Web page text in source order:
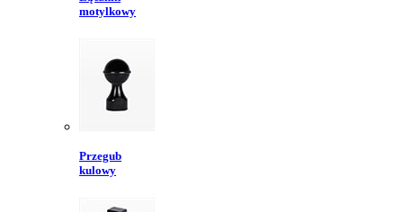
motylkowy
Przegub
kulowy